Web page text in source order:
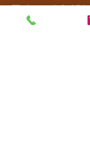
Tel.:+46 (0)